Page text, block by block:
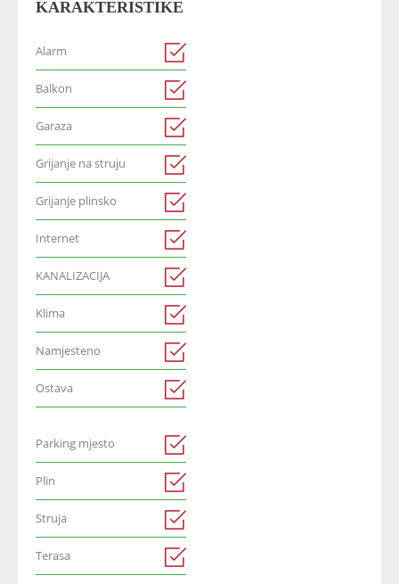
KARAKTERISTIKE
Alarm
Balkon
Garaza
Grijanje na struju
Grijanje plinsko
Internet
KANALIZACIJA
Klima
Namjesteno
Ostava
Parking mjesto
Plin
Struja
Terasa